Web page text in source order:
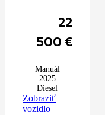
22
500 €
Manuál
2025
Diesel
Zobraziť
vozidlo